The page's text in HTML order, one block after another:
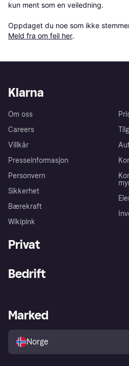
kun ment som en veiledning.
Oppdaget du noe som ikke
Meld fra om feil her.
Klarna
Om oss
Careers
Villkår
Presseinformasjon
Personvern
Sikkerhet
Bærekraft
Wikipink
Privat
Utforsk butikker
Bedrift
Merchant portal
Marked
Norge